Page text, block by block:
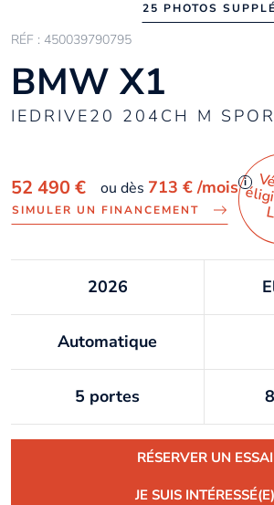
25 PHOTOS
RÉF : 450039790795
BMW X1
IEDRIVE20 204CH M
52 490 € ou dès 713 €/mois i
SIMULER UN FINANCEMENT
2026
Automatique
5 portes
RÉSERVER UN ESSAI
JE SUIS INTÉRESSÉ(E)